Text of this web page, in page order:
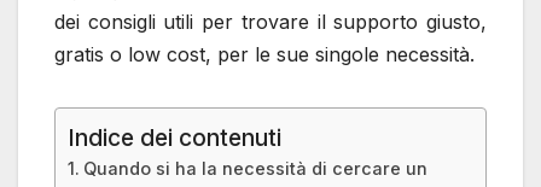
dei consigli utili per trovare il supporto giusto,
gratis o low cost, per le sue singole necessità.
Indice dei contenuti
Quando si ha la necessità di cercare un